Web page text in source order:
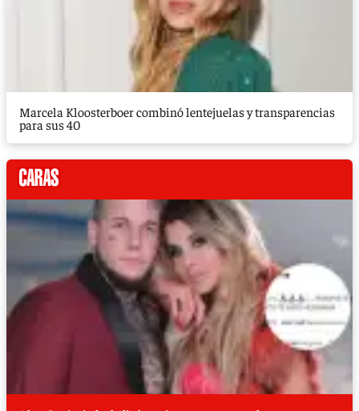
Marcela Kloosterboer combinó lentejuelas y transparencias
para sus 40